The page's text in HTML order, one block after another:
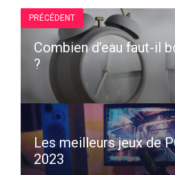
PRÉCÉDENT
Combien d’eau faut-il
?
Les meilleurs jeux de
2023